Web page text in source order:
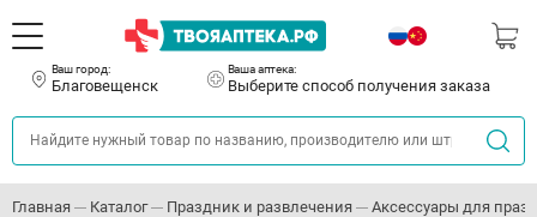
Ваш город:
Благовещенск
Ваша аптека:
Выберите способ получения заказа
Главная Каталог Праздник и развлечения Аксессуары для